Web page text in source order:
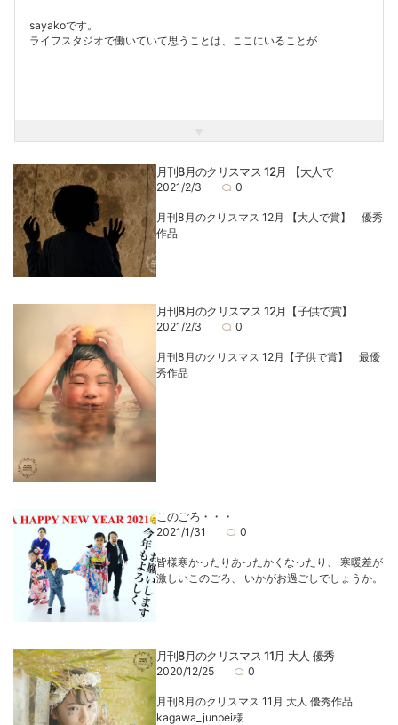
sayakoです。
ライフスタジオで働いていて思うことは、ここにいることが
月刊8月のクリスマス 12月 【大人で
2021/2/3 0
月刊8月のクリスマス 12月 【大人で賞】 優秀
作品
月刊8月のクリスマス 12月【子供で賞】
2021/2/3 0
月刊8月のクリスマス 12月【子供で賞】 最優
秀作品
このごろ・・・
2021/1/31 0
皆様寒かったりあったかくなったり、 寒暖差が
激しいこのごろ、 いかがお過ごしでしょうか。
月刊8月のクリスマス 11月 大人 優秀
2020/12/25 0
月刊8月のクリスマス 11月 大人 優秀作品
kagawa_junpei様